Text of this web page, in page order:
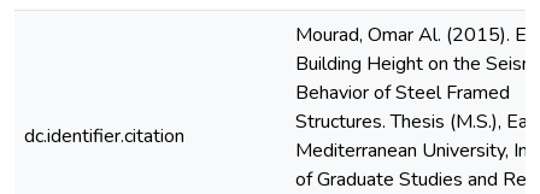
dc.identifier.citation
Mourad, Omar Al. (2015).
Building Height on the
Behavior of Steel Framed
Structures. Thesis (M.S.),
Mediterranean University,
of Graduate Studies and